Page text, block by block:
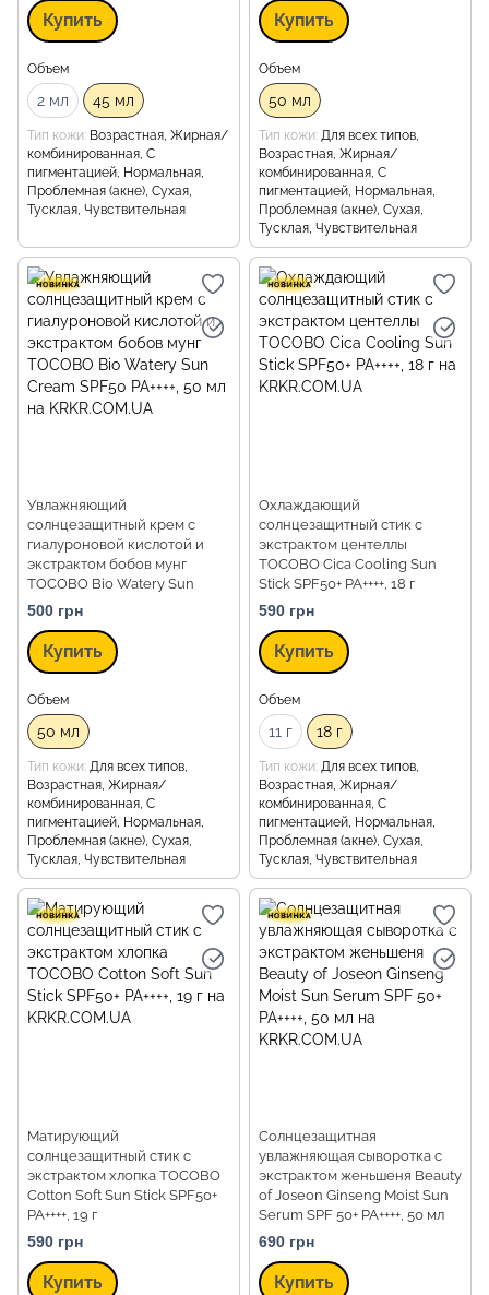
Купить
Объем
2 мл 45 мл
Тип кожи Возрастная, Жирная/
комбинированная, С
пигментацией, Нормальная,
Проблемная (акне), Сухая,
Тусклая, Чувствительная
Купить
Объем
50 мл
Тип кожи Для всех типов,
Возрастная, Жирная/
комбинированная, С
пигментацией, Нормальная,
Проблемная (акне), Сухая,
Тусклая, Чувствительная
Увлажняющий
солнцезащитный крем с
гиалуроновой кислотой и
экстрактом бобов мунг
TOCOBO Bio Watery Sun
Cream SPF50 PA++++, 50 мл
500 грн
Купить
Объем
50 мл
Тип кожи Для всех типов,
Возрастная, Жирная/
комбинированная, С
пигментацией, Нормальная,
Проблемная (акне), Сухая,
Тусклая, Чувствительная
Охлаждающий
солнцезащитный стик с
экстрактом центеллы
TOCOBO Cica Cooling Sun
Stick SPF50+ PA++++, 18 г
590 грн
Купить
Объем
11 г 18 г
Тип кожи Для всех типов,
Возрастная, Жирная/
комбинированная, С
пигментацией, Нормальная,
Проблемная (акне), Сухая,
Тусклая, Чувствительная
Матирующий
солнцезащитный стик с
экстрактом хлопка TOCOBO
Cotton Soft Sun Stick SPF50+
PA++++, 19 г
590 грн
Купить
Солнцезащитная
увлажняющая сыворотка с
экстрактом женьшеня Beauty
of Joseon Ginseng Moist Sun
Serum SPF 50+ PA++++, 50 мл
690 грн
Купить